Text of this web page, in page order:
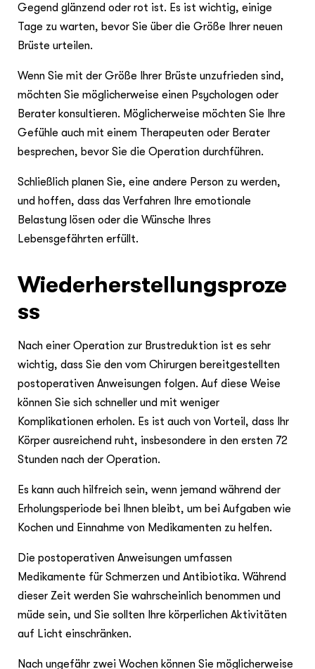
Gegend glänzend oder rot ist. Es ist wichtig, einige
Tage zu warten, bevor Sie über die Größe Ihrer neuen
Brüste urteilen.
Wenn Sie mit der Größe Ihrer Brüste unzufrieden sind,
möchten Sie möglicherweise einen Psychologen oder
Berater konsultieren. Möglicherweise möchten Sie Ihre
Gefühle auch mit einem Therapeuten oder Berater
besprechen, bevor Sie die Operation durchführen.
Schließlich planen Sie, eine andere Person zu werden,
und hoffen, dass das Verfahren Ihre emotionale
Belastung lösen oder die Wünsche Ihres
Lebensgefährten erfüllt.
Wiederherstellungsproze
ss
Nach einer Operation zur Brustreduktion ist es sehr
wichtig, dass Sie den vom Chirurgen bereitgestellten
postoperativen Anweisungen folgen. Auf diese Weise
können Sie sich schneller und mit weniger
Komplikationen erholen. Es ist auch von Vorteil, dass Ihr
Körper ausreichend ruht, insbesondere in den ersten 72
Stunden nach der Operation.
Es kann auch hilfreich sein, wenn jemand während der
Erholungsperiode bei Ihnen bleibt, um bei Aufgaben wie
Kochen und Einnahme von Medikamenten zu helfen.
Die postoperativen Anweisungen umfassen
Medikamente für Schmerzen und Antibiotika. Während
dieser Zeit werden Sie wahrscheinlich benommen und
müde sein, und Sie sollten Ihre körperlichen Aktivitäten
auf Licht einschränken.
Nach ungefähr zwei Wochen können Sie möglicherweise